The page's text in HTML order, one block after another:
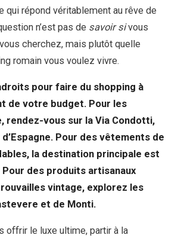
qui répond véritablement au rêve de
n’est pas de savoir sivous
cherchez, mais plutôt quelle
romain vous voulez vivre.
pour faire du shopping à
de votre budget. Pour les
rendez-vous sur la Via Condotti,
Pour des vêtements de
la destination principale est
Pour des produits artisanaux
vintage, explorez les
et de Monti.
offrir le luxe ultime, partir à la